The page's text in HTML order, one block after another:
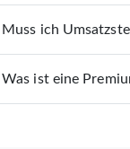
Muss ich
Was ist eine